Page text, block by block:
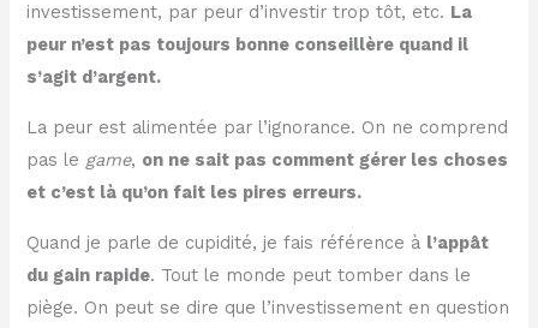
investissement, par peur d’investir trop tôt, etc. La
peur n’est pas toujours bonne conseillère quand il
s’agit d’argent.
La peur est alimentée par l’ignorance. On ne comprend
pas le game, on ne sait pas comment gérer les choses
et c’est là qu’on fait les pires erreurs.
Quand je parle de cupidité, je fais référence à l’appât
du gain rapide. Tout le monde peut tomber dans le
piège. On peut se dire que l’investissement en question